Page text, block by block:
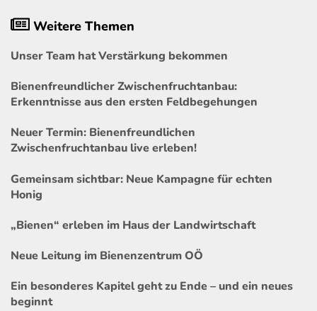
Weitere Themen
Unser Team hat Verstärkung bekommen
Bienenfreundlicher Zwischenfruchtanbau:
Erkenntnisse aus den ersten Feldbegehungen
Neuer Termin: Bienenfreundlichen
Zwischenfruchtanbau live erleben!
Gemeinsam sichtbar: Neue Kampagne für echten
Honig
„Bienen“ erleben im Haus der Landwirtschaft
Neue Leitung im Bienenzentrum OÖ
Ein besonderes Kapitel geht zu Ende – und ein neues
beginnt